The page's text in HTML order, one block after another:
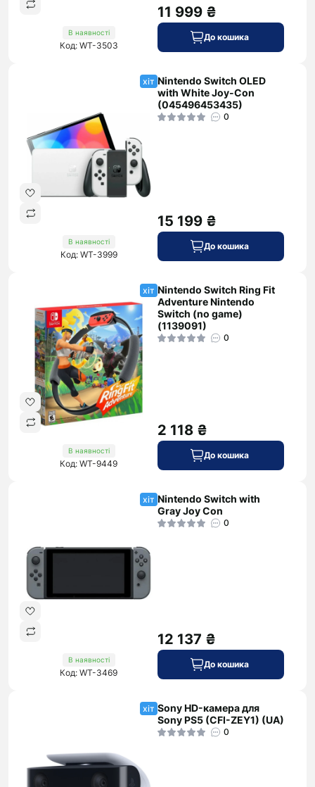
В наявності
Код: WT-3503
11 999 ₴
До кошика
хіт
В наявності
Код: WT-3999
Nintendo Switch OLED
with White Joy-Con
(045496453435)
0
15 199 ₴
До кошика
хіт
В наявності
Код: WT-9449
Nintendo Switch Ring Fit
Adventure Nintendo
Switch (no game)
(1139091)
0
2 118 ₴
До кошика
хіт
В наявності
Код: WT-3469
Nintendo Switch with
Gray Joy Con
0
12 137 ₴
До кошика
хіт Sony HD-камера для
Sony PS5 (CFI-ZEY1) (UA)
0